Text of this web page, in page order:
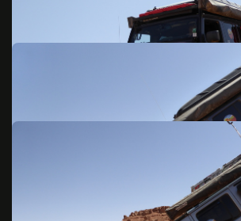
© 2026 Lippi Crew: Nutzung nur nach Rücksprache mit dem Fotografen!